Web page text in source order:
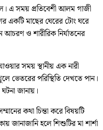
এ সময় প্রতিবেশী আলম গাজী
একটি মাছের ঘেরের টোং ঘরে
আচরণ ও শারীরিক নির্যাতনের
সময় স্থানীয় এক নারী
ভেতরের পরিস্থিতি দেখতে পান।
জানায়।
কথা চিন্তা করে বিষয়টি
জানাজানি হলে শিশুটির মা শার্শা